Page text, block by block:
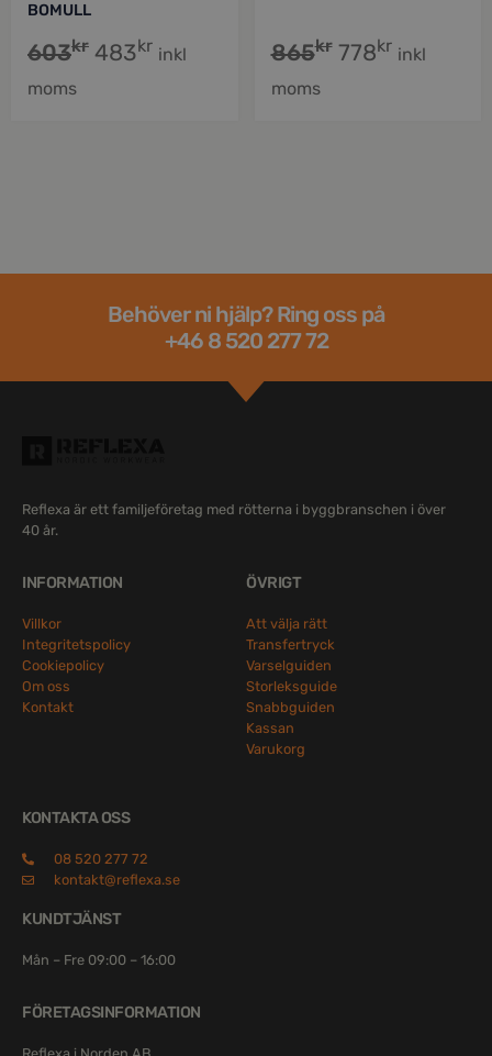
BOMULL
603kr 483kr inkl
moms
865kr 778kr inkl
moms
Behöver ni hjälp? Ring oss på
+46 8 520 277 72
Reflexa är ett familjeföretag med rötterna i byggbranschen i över
40 år.
INFORMATION
Villkor
Integritetspolicy
Cookiepolicy
Om oss
Kontakt
ÖVRIGT
Att välja rätt
Transfertryck
Varselguiden
Storleksguide
Snabbguiden
Kassan
Varukorg
KONTAKTA OSS
08 520 277 72
kontakt@reflexa.se
KUNDTJÄNST
Mån – Fre 09:00 – 16:00
FÖRETAGSINFORMATION